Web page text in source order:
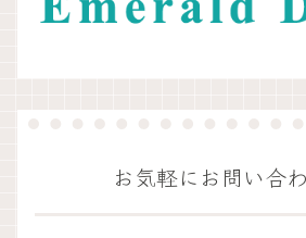
お気軽にお問い合